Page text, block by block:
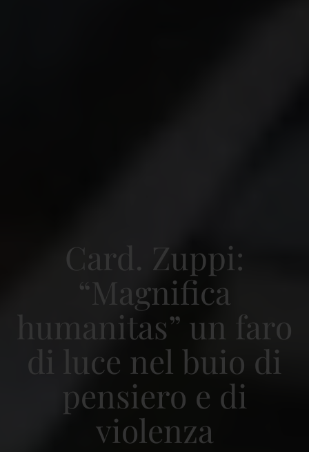
Card. Zuppi:
“Magnifica
humanitas” un faro
di luce nel buio di
pensiero e di
violenza